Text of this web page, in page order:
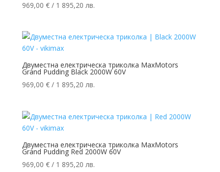
969,00 €/ 1 895,20 лв.
Двуместна електрическа триколка MaxMotors
Grand Pudding Black 2000W 60V
969,00 €/ 1 895,20 лв.
Двуместна електрическа триколка MaxMotors
Grand Pudding Red 2000W 60V
969,00 €/ 1 895,20 лв.